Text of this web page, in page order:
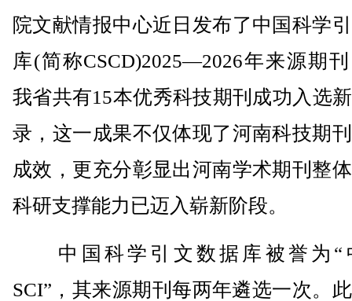
院文献情报中心近日发布了中国科学
库(简称CSCD)2025—2026年来源期
我省共有15本优秀科技期刊成功入选
录，这一成果不仅体现了河南科技期
成效，更充分彰显出河南学术期刊整
科研支撑能力已迈入崭新阶段。
中国科学引文数据库被誉为“
SCI”，其来源期刊每两年遴选一次。